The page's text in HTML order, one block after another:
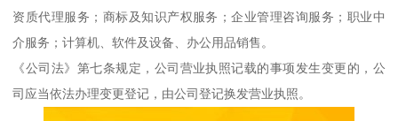
资质代理服务；商标及知识产权服务；企业管理咨询服务；职业中
介服务；计算机、软件及设备、办公用品销售。
《公司法》第七条规定，公司营业执照记载的事项发生变更的，公
司应当依法办理变更登记，由公司登记换发营业执照。